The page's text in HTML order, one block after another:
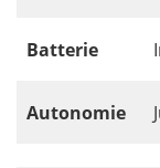
Batterie
Autonomie